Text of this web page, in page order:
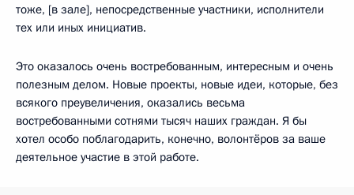
тоже, [в зале], непосредственные участники, исполнители
тех или иных инициатив.
Это оказалось очень востребованным, интересным и очень
полезным делом. Новые проекты, новые идеи, которые, без
всякого преувеличения, оказались весьма
востребованными сотнями тысяч наших граждан. Я бы
хотел особо поблагодарить, конечно, волонтёров за ваше
деятельное участие в этой работе.